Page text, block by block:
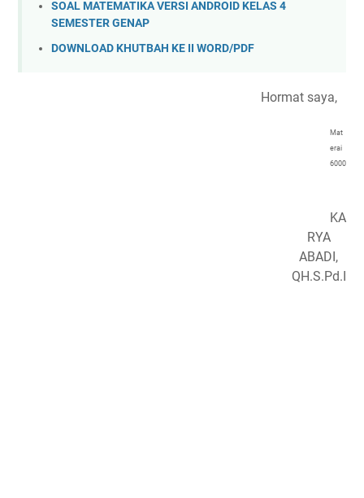
SOAL MATEMATIKA VERSI ANDROID KELAS 4
SEMESTER GENAP
DOWNLOAD KHUTBAH KE II WORD/PDF
Hormat saya,
Mat
erai
6000
KA
RYA
ABADI,
QH.S.Pd.I